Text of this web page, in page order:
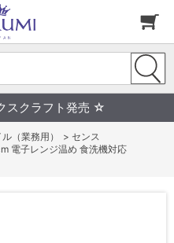
スクラフト発売 ☆
（業務用） > センス
電子レンジ温め 食洗機対応